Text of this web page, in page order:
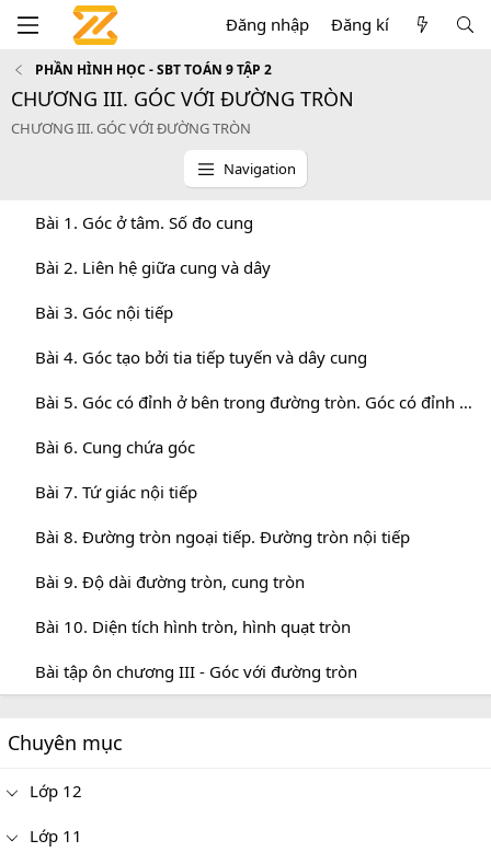
Đăng nhập Đăng kí
PHẦN HÌNH HỌC - SBT TOÁN 9 TẬP 2
CHƯƠNG III. GÓC VỚI ĐƯỜNG TRÒN
CHƯƠNG III. GÓC VỚI ĐƯỜNG TRÒN
Navigation
Bài 1. Góc ở tâm. Số đo cung
Bài 2. Liên hệ giữa cung và dây
Bài 3. Góc nội tiếp
Bài 4. Góc tạo bởi tia tiếp tuyến và dây cung
Bài 5. Góc có đỉnh ở bên trong đường tròn. Góc có đỉnh bên ngoài đường tròn
Bài 6. Cung chứa góc
Bài 7. Tứ giác nội tiếp
Bài 8. Đường tròn ngoại tiếp. Đường tròn nội tiếp
Bài 9. Độ dài đường tròn, cung tròn
Bài 10. Diện tích hình tròn, hình quạt tròn
Bài tập ôn chương III - Góc với đường tròn
Chuyên mục
Lớp 12
Lớp 11